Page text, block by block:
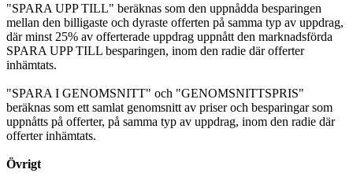
"SPARA UPP TILL" beräknas som den uppnådda besparingen
mellan den billigaste och dyraste offerten på samma typ av uppdrag,
där minst 25% av offerterade uppdrag uppnått den marknadsförda
SPARA UPP TILL besparingen, inom den radie där offerter
inhämtats.
"SPARA I GENOMSNITT" och "GENOMSNITTSPRIS"
beräknas som ett samlat genomsnitt av priser och besparingar som
uppnåtts på offerter, på samma typ av uppdrag, inom den radie där
offerter inhämtats.
Övrigt